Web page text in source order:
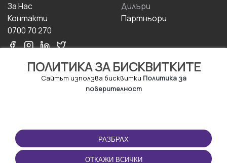
ПОЛИТИКА ЗА БИСКВИТКИТЕ
Сайтът използва бисквитки Политика за
поверителност
РАЗБРАХ
ОТКАЖИ ВСИЧКИ
За Hас
Контакти
0700 70 270
Дилъри
Партньори
ПОЛЗВАНЕ
Правила и условия за
ползване
ПРИЛОЖЕНИЕТО